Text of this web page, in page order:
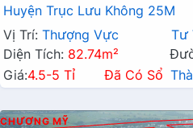
Huyện Trục Lưu Không 25M
Vị Trí: Thượng Vực Tư
Diện Tích: 82.74m²
Giá:4.5-5 Tỉ Đã Có Sổ
CHƯƠNG MỸ